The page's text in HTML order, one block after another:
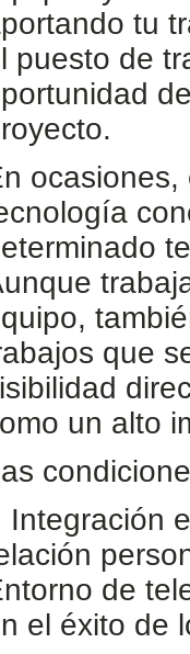
tu
puesto de
que
un alto
de
el éxito de